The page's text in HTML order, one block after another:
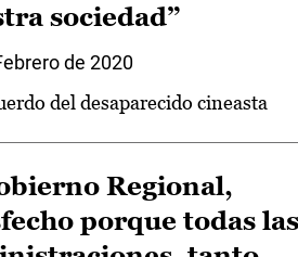
sociedad”
de 2020
del desaparecido cineasta
Regional,
porque todas las